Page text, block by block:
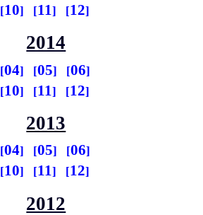
10 11 12
2014
04 05
06
10 11 12
2013
04 05
06
10 11 12
2012